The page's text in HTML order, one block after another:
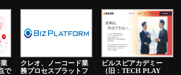
で
クレオ、ノーコード業
務プロセスプラットフ
ビルスピアカデミー
（旧：TECH PLAY